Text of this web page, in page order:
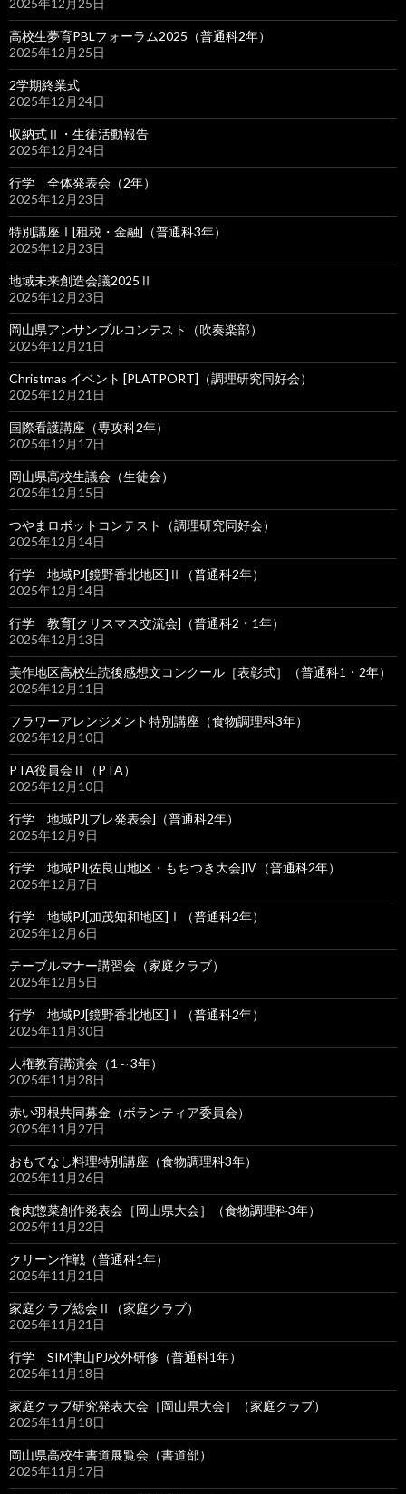
高校生夢育PBLフォーラム2025（普通科2年）
2025年12月25日
2学期終業式
2025年12月24日
収納式Ⅱ・生徒活動報告
2025年12月24日
行学 全体発表会（2年）
2025年12月23日
特別講座Ⅰ[租税・金融]（普通科3年）
2025年12月23日
地域未来創造会議2025Ⅱ
2025年12月23日
岡山県アンサンブルコンテスト（吹奏楽部）
2025年12月21日
Christmas イベント [PLATPORT]（調理研究同好会）
2025年12月21日
国際看護講座（専攻科2年）
2025年12月17日
岡山県高校生議会（生徒会）
2025年12月15日
つやまロボットコンテスト（調理研究同好会）
2025年12月14日
行学 地域PJ[鏡野香北地区]Ⅱ（普通科2年）
2025年12月14日
行学 教育[クリスマス交流会]（普通科2・1年）
2025年12月13日
美作地区高校生読後感想文コンクール［表彰式］（普通科1・2年）
2025年12月11日
フラワーアレンジメント特別講座（食物調理科3年）
2025年12月10日
PTA役員会Ⅱ（PTA）
2025年12月10日
行学 地域PJ[プレ発表会]（普通科2年）
2025年12月9日
行学 地域PJ[佐良山地区・もちつき大会]Ⅳ（普通科2年）
2025年12月7日
行学 地域PJ[加茂知和地区]Ⅰ（普通科2年）
2025年12月6日
テーブルマナー講習会（家庭クラブ）
2025年12月5日
行学 地域PJ[鏡野香北地区]Ⅰ（普通科2年）
2025年11月30日
人権教育講演会（1～3年）
2025年11月28日
赤い羽根共同募金（ボランティア委員会）
2025年11月27日
おもてなし料理特別講座（食物調理科3年）
2025年11月26日
食肉惣菜創作発表会［岡山県大会］（食物調理科3年）
2025年11月22日
クリーン作戦（普通科1年）
2025年11月21日
家庭クラブ総会Ⅱ（家庭クラブ）
2025年11月21日
行学 SIM津山PJ校外研修（普通科1年）
2025年11月18日
家庭クラブ研究発表大会［岡山県大会］（家庭クラブ）
2025年11月18日
岡山県高校生書道展覧会（書道部）
2025年11月17日